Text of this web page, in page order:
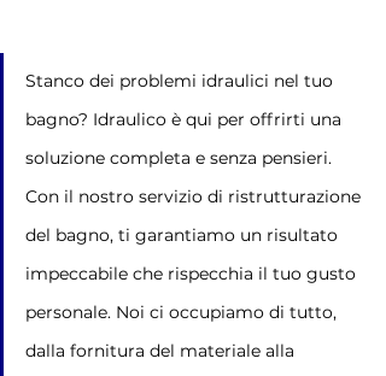
Stanco dei problemi idraulici nel tuo
bagno? Idraulico è qui per offrirti una
soluzione completa e senza pensieri.
Con il nostro servizio di ristrutturazione
del bagno, ti garantiamo un risultato
impeccabile che rispecchia il tuo gusto
personale. Noi ci occupiamo di tutto,
dalla fornitura del materiale alla